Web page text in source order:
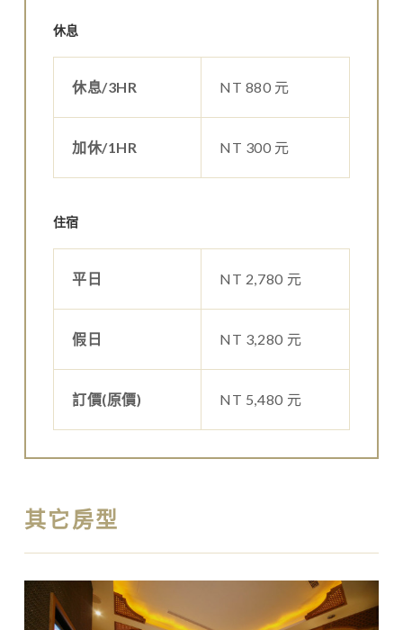
休息
休息/3HR NT 880 元
加休/1HR NT 300 元
住宿
平日 NT 2,780 元
假日 NT 3,280 元
訂價(原價) NT 5,480 元
其它房型